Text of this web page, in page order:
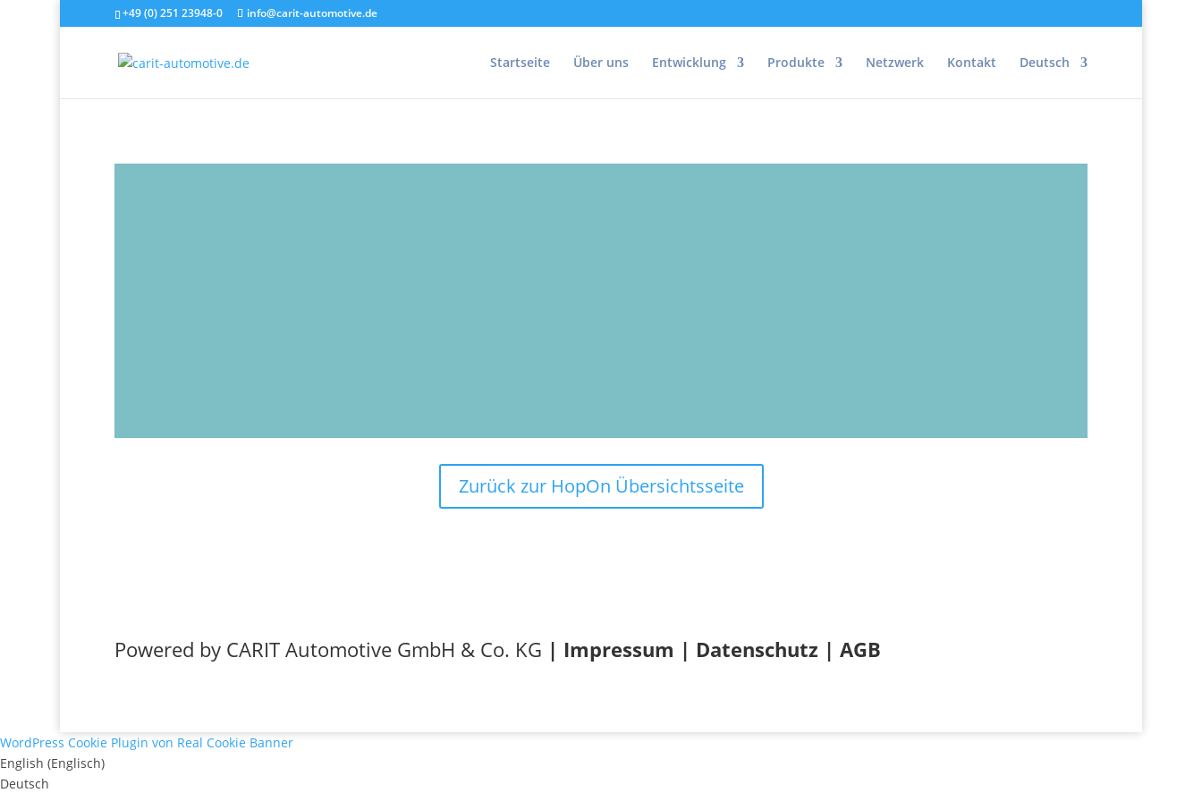
+49 (0) 251 23948-0 info@carit-automotive.de
Startseite Über uns Entwicklung Produkte Netzwerk Kontakt Deutsch
Zurück zur HopOn Übersichtsseite
Powered by CARIT Automotive GmbH & Co. KG | Impressum | Datenschutz | AGB
WordPress Cookie Plugin von Real Cookie Banner
English (Englisch)
Deutsch